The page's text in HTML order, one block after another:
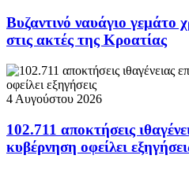
Βυζαντινό ναυάγιο γεμάτο
στις ακτές της Κροατίας
4 Αυγούστου 2026
102.711 αποκτήσεις
κυβέρνηση οφείλει